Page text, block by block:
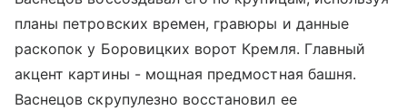
планы петровских времен, гравюры и данные
раскопок у Боровицких ворот Кремля. Главный
акцент картины - мощная предмостная башня.
Васнецов скрупулезно восстановил ее